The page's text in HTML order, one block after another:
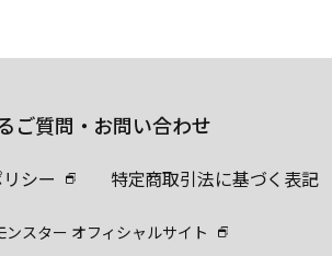
ご質問・お問い合わせ
シー 特定商取引法に基づく表記
ンスター オフィシャルサイト